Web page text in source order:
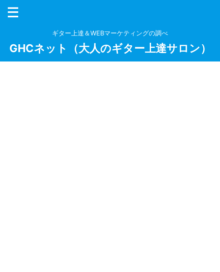
ギター上達＆WEBマーケティングの調べ
GHCネット（大人のギター上達サロン）